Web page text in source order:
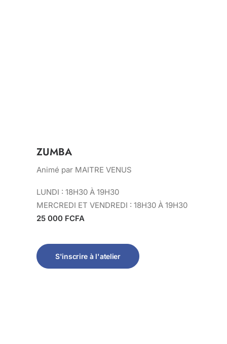
ZUMBA
Animé par MAITRE VENUS
LUNDI : 18H30 À 19H30
MERCREDI ET VENDREDI : 18H30 À 19H30
25 000 FCFA
S'inscrire à l'atelier